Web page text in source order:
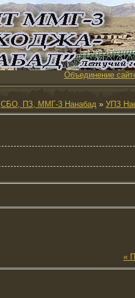
Объединение
СБО, ПЗ, ММГ-3 Нанабад » УПЗ
«